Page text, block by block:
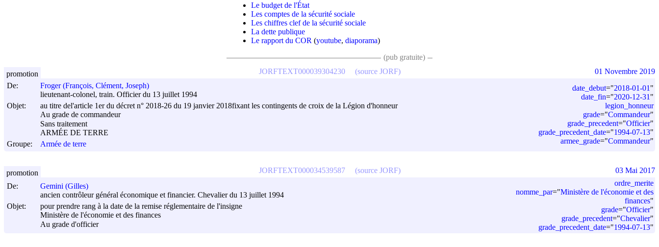
Le budget de l'État
Les comptes de la sécurité sociale
Les chiffres clef de la sécurité sociale
La dette publique
Le rapport du COR (youtube, diaporama)
(pub gratuite)
De:
Froger (François, Clément, Joseph)
lieutenant-colonel, train. Officier du 13 juillet 1994
Objet:
au titre del'article 1er du décret n° 2018-26 du 19 janvier 2018fixant les contingents de croix de la Légion d'honneur
Au grade de commandeur
Sans traitement
ARMÉE DE TERRE
Groupe:
Armée de terre
date_debut="2018-01-01 "
date_fin="2020-12-31 "
legion_honneur
grade="Commandeur"
grade_precedent="Officier"
grade_precedent_date="1994-07-13"
armee_grade="Commandeur"
JORFTEXT000039304230 (source JORF)
promotion 01 Novembre 2019
De:
Gemini (Gilles)
ancien contrôleur général économique et financier. Chevalier du 13 juillet 1994
Objet:
pour prendre rang à la date de la remise réglementaire de l'insigne
Ministère de l'économie et des finances
Au grade d'officier
ordre_merite
nomme_par="Ministère de l'économie et des
finances"
grade="Officier"
grade_precedent="Chevalier"
grade_precedent_date="1994-07-13"
JORFTEXT000034539587 (source JORF)
promotion 03 Mai 2017